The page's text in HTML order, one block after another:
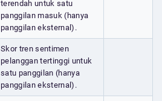
terendah untuk satu
panggilan masuk (hanya
panggilan eksternal).
Skor tren sentimen
pelanggan tertinggi untuk
satu panggilan (hanya
panggilan eksternal).